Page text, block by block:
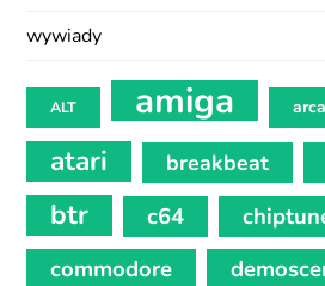
wywiady
ALT amiga
atari breakbeat
btr c64
commodore